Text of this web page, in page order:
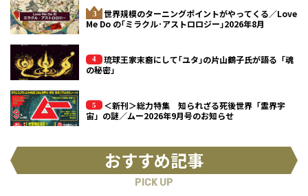
世界規模のターニングポイントがやってくる／Love
Me Do の｢ミラクル･アストロロジー｣2026年8月
琉球王家末裔にして｢ユタ｣の片山鶴子氏が語る「魂
の秘密」
＜新刊＞総力特集 知られざる死後世界「霊界宇
宙」の謎／ムー2026年9月号のお知らせ
おすすめ記事
PICK UP